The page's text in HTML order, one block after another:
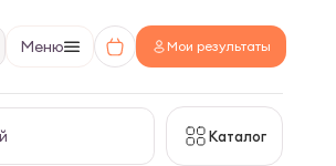
Меню Мои результаты
Каталог